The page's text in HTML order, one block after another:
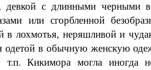
девкой с длинными черными
или сгорбленной
в лохмотья, неряшливой и
одетой в обычную женскую
т.п. Кикимора могла иногда